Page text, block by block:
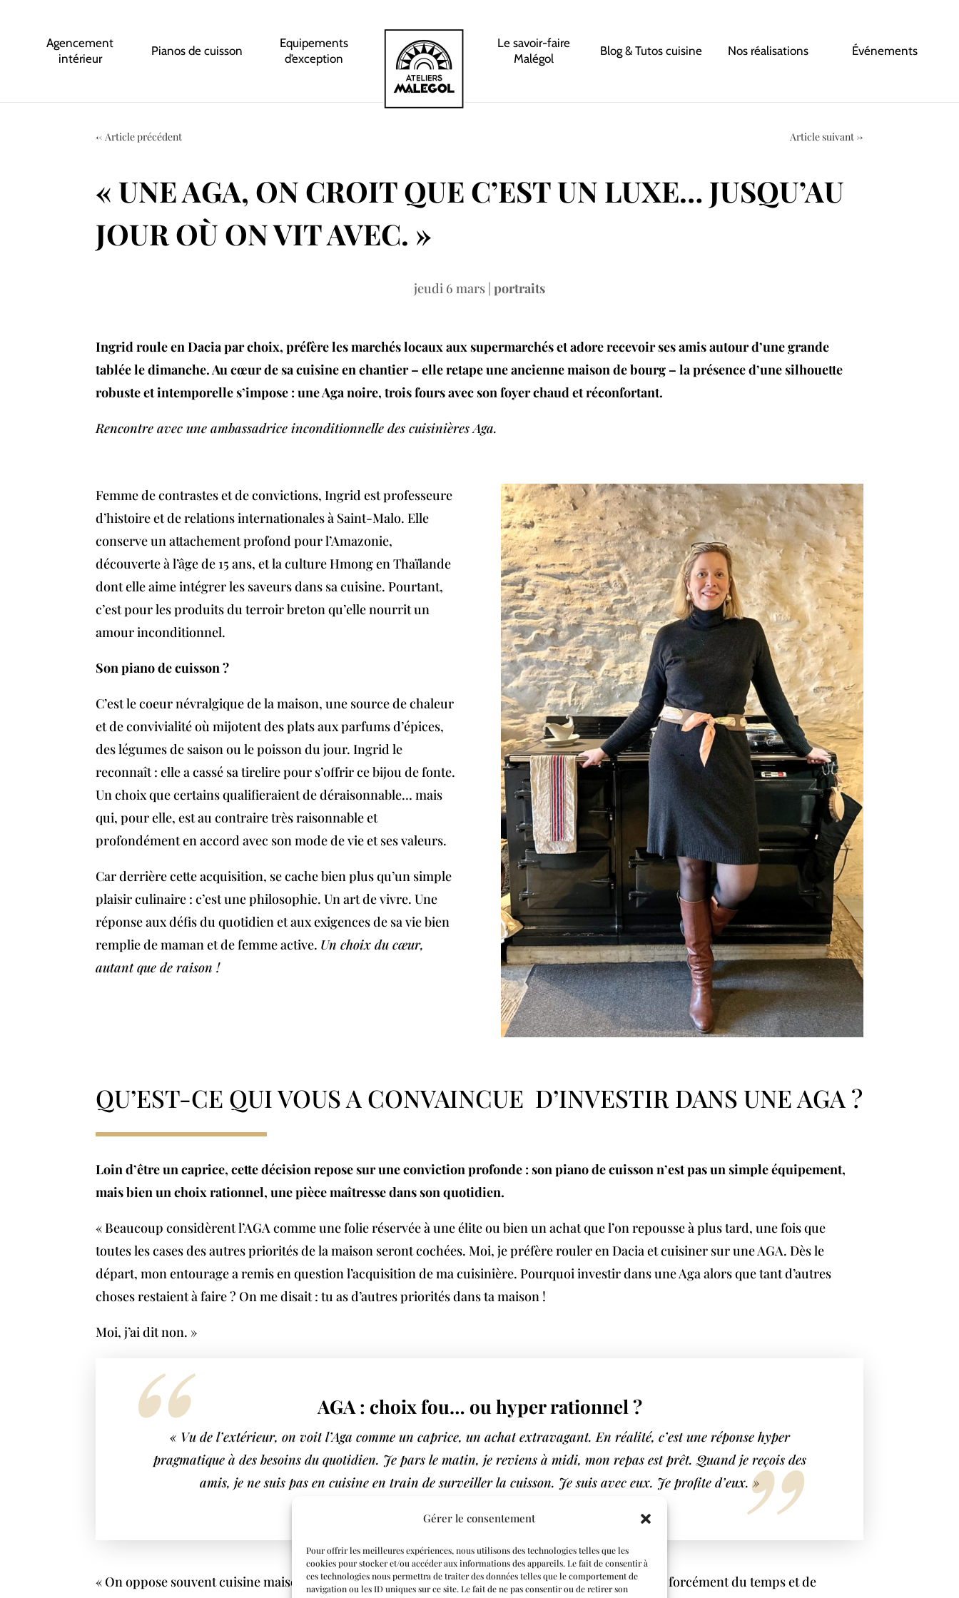
Gérer le consentement
Pour offrir les meilleures expériences, nous utilisons des technologies telles que les
cookies pour stocker et/ou accéder aux informations des appareils. Le fait de consentir à
ces technologies nous permettra de traiter des données telles que le comportement de
navigation ou les ID uniques sur ce site. Le fait de ne pas consentir ou de retirer son
Agencement
intérieur
Pianos de cuisson
Equipements
d’exception
Le savoir-faire
Malégol
Nos réalisations
Blog & Tutos cuisine Événements
←Article précédent Article suivant→
« UNE AGA, ON CROIT QUE C’EST UN LUXE… JUSQU’AU
JOUR OÙ ON VIT AVEC. »
jeudi 6 mars | portraits
Ingrid roule en Dacia par choix, préfère les marchés locaux aux supermarchés et adore recevoir ses amis autour d’une grande
tablée le dimanche. Au cœur de sa cuisine en chantier – elle retape une ancienne maison de bourg – la présence d’une silhouette
robuste et intemporelle s’impose : une Aga noire, trois fours avec son foyer chaud et réconfortant.
Rencontre avec une ambassadrice inconditionnelle des cuisinières Aga.
Femme de contrastes et de convictions, Ingrid est professeure
d’histoire et de relations internationales à Saint-Malo. Elle
conserve un attachement profond pour l’Amazonie,
découverte à l’âge de 15 ans, et la culture Hmong en Thaïlande
dont elle aime intégrer les saveurs dans sa cuisine. Pourtant,
c’est pour les produits du terroir breton qu’elle nourrit un
amour inconditionnel.
Son piano de cuisson ?
C’est le coeur névralgique de la maison, une source de chaleur
et de convivialité où mijotent des plats aux parfums d’épices,
des légumes de saison ou le poisson du jour. Ingrid le
reconnaît : elle a cassé sa tirelire pour s’offrir ce bijou de fonte.
Un choix que certains qualifieraient de déraisonnable… mais
qui, pour elle, est au contraire très raisonnable et
profondément en accord avec son mode de vie et ses valeurs.
Car derrière cette acquisition, se cache bien plus qu’un simple
plaisir culinaire : c’est une philosophie. Un art de vivre. Une
réponse aux défis du quotidien et aux exigences de sa vie bien
remplie de maman et de femme active. Un choix du cœur,
autant que de raison !
QU’EST-CE QUI VOUS A CONVAINCUE D’INVESTIR DANS UNE AGA ?
Loin d’être un caprice, cette décision repose sur une conviction profonde : son piano de cuisson n’est pas un simple équipement,
mais bien un choix rationnel, une pièce maîtresse dans son quotidien.
« Beaucoup considèrent l’AGA comme une folie réservée à une élite ou bien un achat que l’on repousse à plus tard, une fois que
toutes les cases des autres priorités de la maison seront cochées. Moi, je préfère rouler en Dacia et cuisiner sur une AGA. Dès le
départ, mon entourage a remis en question l’acquisition de ma cuisinière. Pourquoi investir dans une Aga alors que tant d’autres
choses restaient à faire ? On me disait : tu as d’autres priorités dans ta maison !
Moi, j’ai dit non. »
AGA : choix fou… ou hyper rationnel ?
« Vu de l’extérieur, on voit l’Aga comme un caprice, un achat extravagant. En réalité, c’est une réponse hyper
pragmatique à des besoins du quotidien. Je pars le matin, je reviens à midi, mon repas est prêt.Quand je reçois des
amis, je ne suis pas en cuisine en train de surveiller la cuisson. Je suis avec eux. Je profite d’eux. »
« On oppose souvent cuisine maison et emploi du temps chargé. Comme si bien manger demandait forcément du temps et de